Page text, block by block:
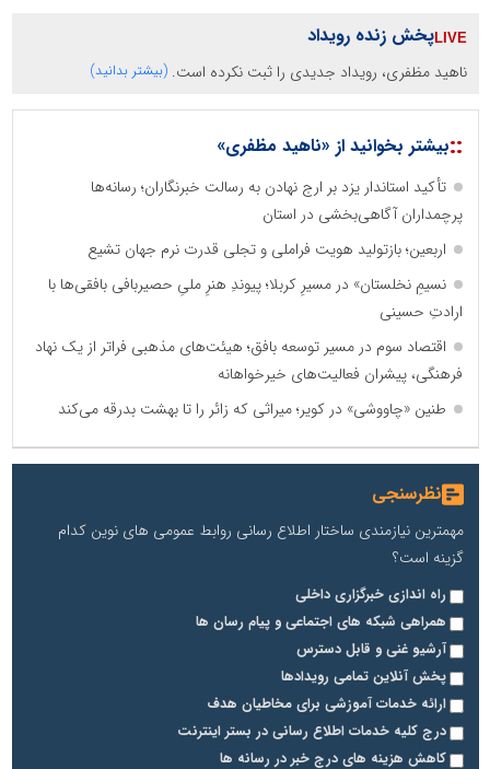
پخش زنده رویداد
ناهید مظفری، رویداد جدیدی را ثبت نکرده است. (بیشتر بدانید)
::بیشتر بخوانید از «ناهید مظفری»
تأکید استاندار یزد بر ارج نهادن به رسالت خبرنگاران؛ رسانه‌ها
پرچمداران آگاهی‌بخشی در استان
اربعین؛ بازتولید هویت فراملی و تجلی قدرت نرم جهان تشیع
نسیمِ نخلستان» در مسیرِ کربلا؛ پیوندِ هنرِ ملیِ حصیربافی بافقی‌ها با
ارادتِ حسینی
اقتصاد سوم در مسیر توسعه بافق؛ هیئت‌های مذهبی فراتر از یک نهاد
فرهنگی، پیشران فعالیت‌های خیرخواهانه
طنین «چاووشی» در کویر؛ میراثی که زائر را تا بهشت بدرقه می‌کند
نظرسنجی
مهمترین نیازمندی ساختار اطلاع رسانی روابط عمومی های نوین کدام
گزینه است؟
راه اندازی خبرگزاری داخلی
همراهی شبکه های اجتماعی و پیام رسان ها
آرشیو غنی و قابل دسترس
پخش آنلاین تمامی رویدادها
ارائه خدمات آموزشی برای مخاطیان هدف
درج کلیه خدمات اطلاع رسانی در بستر اینترنت
کاهش هزینه های درج خبر در رسانه ها